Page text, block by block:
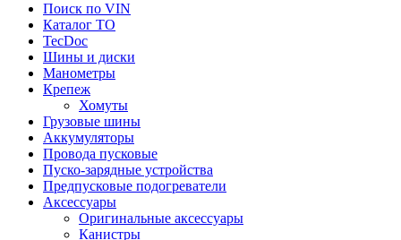
Поиск по VIN
Каталог ТО
TecDoc
Шины и диски
Манометры
Крепеж
Хомуты
Грузовые шины
Аккумуляторы
Провода пусковые
Пуско-зарядные устройства
Предпусковые подогреватели
Аксессуары
Оригинальные аксессуары
Канистры